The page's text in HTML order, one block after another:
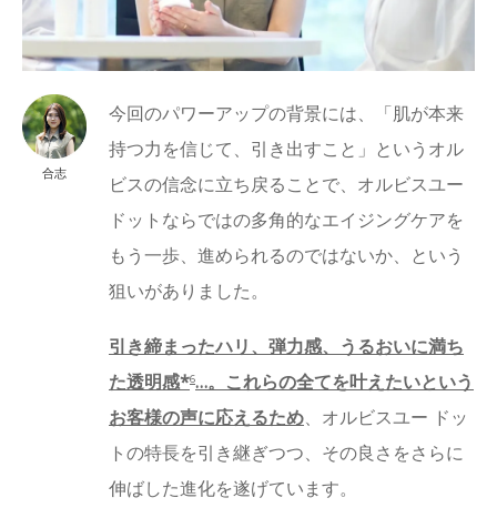
合志
今回のパワーアップの背景には、「肌が本来
持つ力を信じて、引き出すこと」というオル
ビスの信念に立ち戻ることで、オルビスユー
ドットならではの多角的なエイジングケアを
もう一歩、進められるのではないか、という
狙いがありました。
引き締まったハリ、弾力感、うるおいに満ち
た透明感*6…。これらの全てを叶えたいという
お客様の声に応えるため、オルビスユー ドッ
トの特長を引き継ぎつつ、その良さをさらに
伸ばした進化を遂げています。